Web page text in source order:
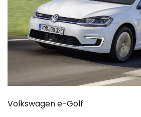
Volkswagen e-Golf